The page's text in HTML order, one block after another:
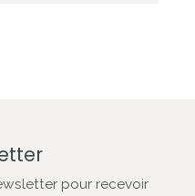
pour recevoir